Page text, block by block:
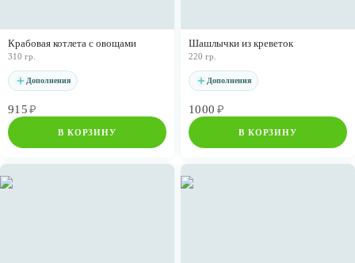
Крабовая котлета с овощами
310 гр.
Дополнения
915 ₽
В КОРЗИНУ
Шашлычки из креветок
220 гр.
Дополнения
1000 ₽
В КОРЗИНУ